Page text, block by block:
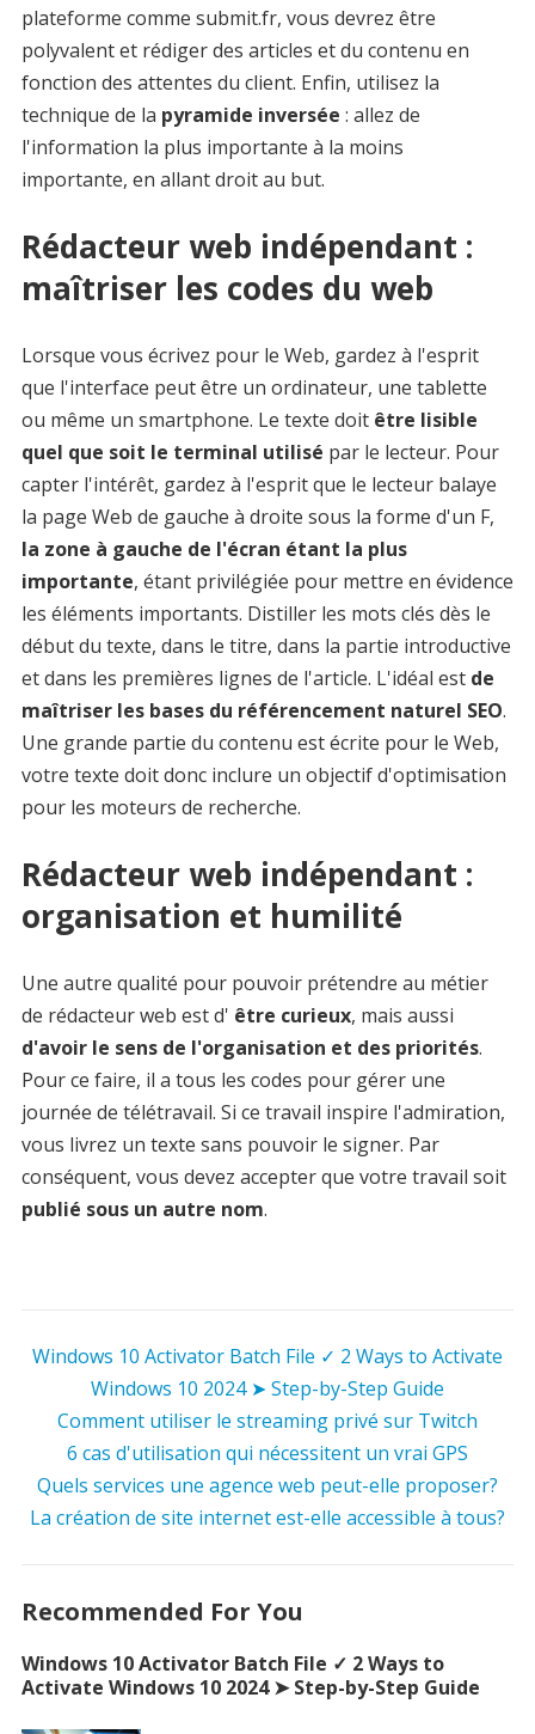
plateforme comme submit.fr, vous devrez être
polyvalent et rédiger des articles et du contenu en
fonction des attentes du client. Enfin, utilisez la
technique de la pyramide inversée : allez de
l'information la plus importante à la moins
importante, en allant droit au but.
Rédacteur web indépendant :
maîtriser les codes du web
Lorsque vous écrivez pour le Web, gardez à l'esprit
que l'interface peut être un ordinateur, une tablette
ou même un smartphone. Le texte doit être lisible
quel que soit le terminal utilisé par le lecteur. Pour
capter l'intérêt, gardez à l'esprit que le lecteur balaye
la page Web de gauche à droite sous la forme d'un F,
la zone à gauche de l'écran étant la plus
importante, étant privilégiée pour mettre en évidence
les éléments importants. Distiller les mots clés dès le
début du texte, dans le titre, dans la partie introductive
et dans les premières lignes de l'article. L'idéal est de
maîtriser les bases du référencement naturel SEO.
Une grande partie du contenu est écrite pour le Web,
votre texte doit donc inclure un objectif d'optimisation
pour les moteurs de recherche.
Rédacteur web indépendant :
organisation et humilité
Une autre qualité pour pouvoir prétendre au métier
de rédacteur web est d' être curieux, mais aussi
d'avoir le sens de l'organisation et des priorités.
Pour ce faire, il a tous les codes pour gérer une
journée de télétravail. Si ce travail inspire l'admiration,
vous livrez un texte sans pouvoir le signer. Par
conséquent, vous devez accepter que votre travail soit
publié sous un autre nom.
Windows 10 Activator Batch File ✓ 2 Ways to Activate
Windows 10 2024 ➤ Step-by-Step Guide
Comment utiliser le streaming privé sur Twitch
6 cas d'utilisation qui nécessitent un vrai GPS
Quels services une agence web peut-elle proposer?
La création de site internet est-elle accessible à tous?
Recommended For You
Windows 10 Activator Batch File ✓ 2 Ways to
Activate Windows 10 2024 ➤ Step-by-Step Guide